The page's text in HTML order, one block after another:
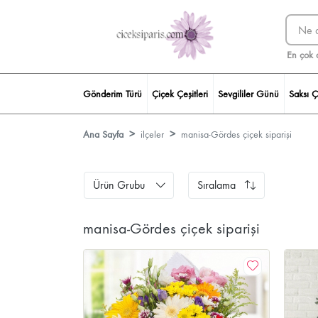
En çok
Gönderim Türü Çiçek Çeşitleri Sevgililer Günü Saksı
Ana Sayfa ilçeler manisa-Gördes çiçek siparişi
Ürün Grubu Sıralama
manisa-Gördes çiçek siparişi